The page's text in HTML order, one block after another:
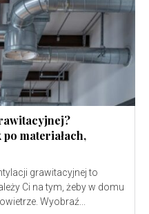
materiałach,
grawitacyjnej to
Ci na tym, żeby w domu
Wyobraź...